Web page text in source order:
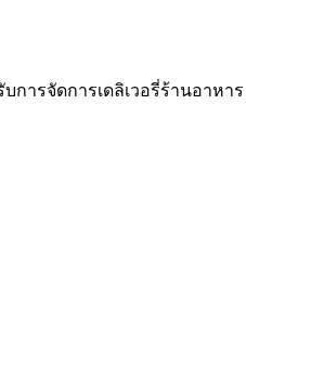
การจัดการเดลิเวอรี่ร้านอาหาร